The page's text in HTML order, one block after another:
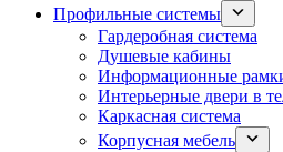
Профильные системы
Гардеробная система
Душевые кабины
Информационные
Интерьерные двери в
Каркасная система
Корпусная мебель